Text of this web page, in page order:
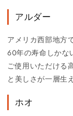
アルダー
アメリカ西部地方
60年の寿命しかな
ご使用いただける
と美しさが一層生
ホオ